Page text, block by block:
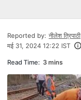
Reported by: नीलेश त्रिपाठी
मई 31, 2024 12:22 IST
Read Time: 3 mins